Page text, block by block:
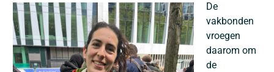
De
vakbonden
vroegen
daarom om
de